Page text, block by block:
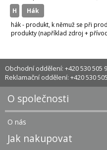
H
hák
hák - produkt, k němuž se při
produkty (například zdroj +
Obchodní oddělení: +420 530 505
Reklamační oddělení: +420 530
O společnosti
O nás
Jak nakupovat